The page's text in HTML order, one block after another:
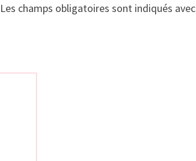
Les champs obligatoires sont indiqués avec